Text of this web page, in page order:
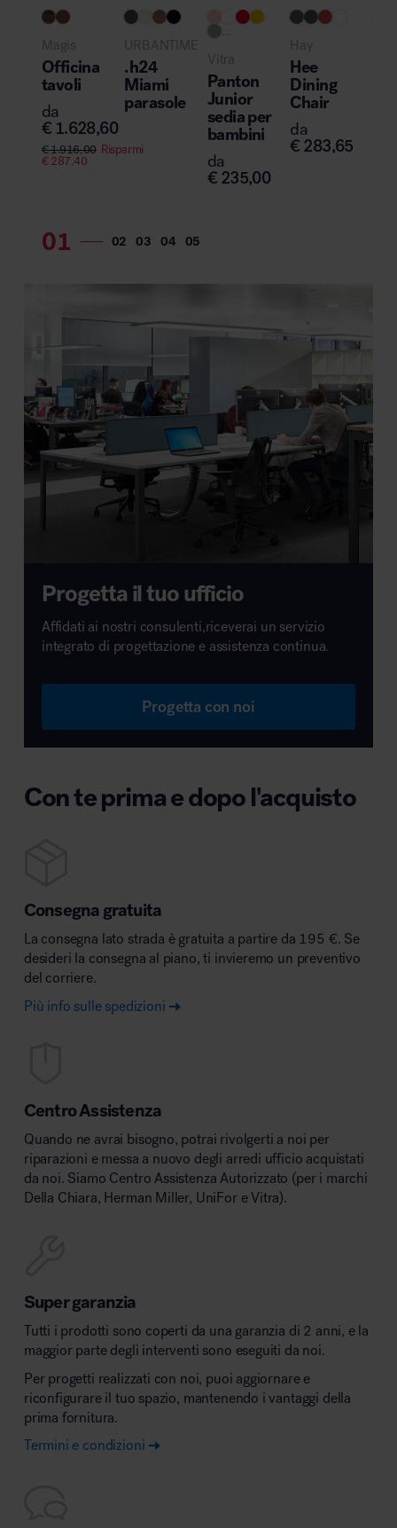
Magis
Officina
tavoli
da
€ 1.628,60
€1.916,00 Risparmi
€287,40
URBANTIME
.h24
Miami
parasole
...
Vitra
Panton
Junior
sedia per
bambini
da
€ 235,00
Hay
Hee
Dining
Chair
da
€ 283,65
Progetta il tuo ufficio
Affidati ai nostri consulenti,riceverai un servizio
integrato di progettazione e assistenza continua.
Progetta con noi
Con te prima e dopo l'acquisto
Consegna gratuita
La consegna lato strada è gratuita a partire da 195 €. Se
desideri la consegna al piano, ti invieremo un preventivo
del corriere.
Più info sulle spedizioni
Centro Assistenza
Quando ne avrai bisogno, potrai rivolgerti a noi per
riparazioni e messa a nuovo degli arredi ufficio acquistati
da noi. Siamo Centro Assistenza Autorizzato (per i marchi
Della Chiara, Herman Miller, UniFor e Vitra).
Super garanzia
Tutti i prodotti sono coperti da una garanzia di 2 anni, e la
maggior parte degli interventi sono eseguiti da noi.
Per progetti realizzati con noi, puoi aggiornare e
riconfigurare il tuo spazio, mantenendo i vantaggi della
prima fornitura.
Termini e condizioni